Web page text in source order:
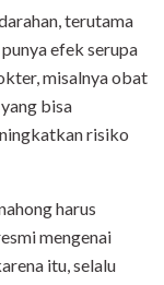
terutama
efek serupa
misalnya obat
yang bisa
risiko
harus
mengenai
itu, selalu